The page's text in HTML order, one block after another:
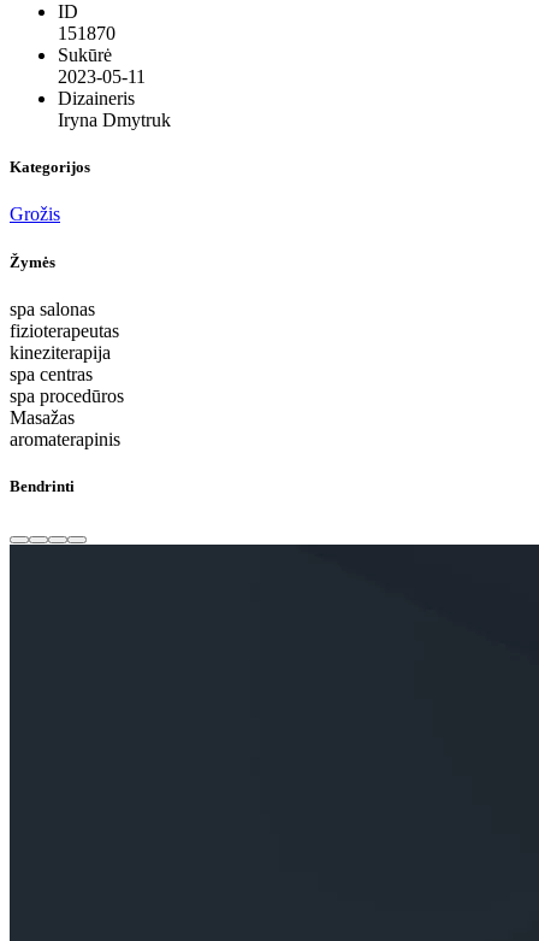
ID
151870
Sukūrė
2023-05-11
Dizaineris
Iryna Dmytruk
Kategorijos
Grožis
Žymės
spa salonas
fizioterapeutas
kineziterapija
spa centras
spa procedūros
Masažas
aromaterapinis
Bendrinti